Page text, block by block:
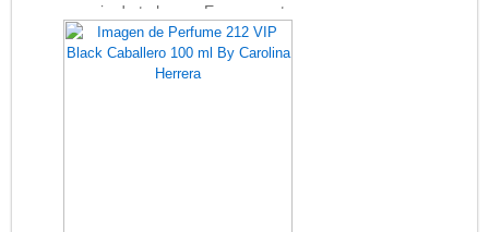
espacio de tu hogar. Es compacto,
similar en tama?o a una taza de caf?
grande, lo que lo hace perfecto para
colocarlo en cualquier habitaci?n sin